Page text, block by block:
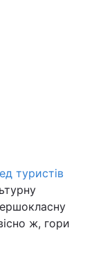
туристів
ж, гори